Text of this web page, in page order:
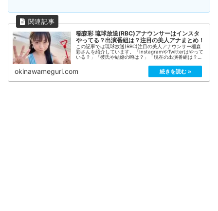
稲森彩 琉球放送(RBC)アナウンサーはインスタ
やってる？出演番組は？注目の美人アナまとめ！
この記事では琉球放送(RBC)注目の美人アナウンサー稲森
彩さんを紹介しています。「InstagramやTwitterはやって
いる？」「彼氏や結婚の噂は？」「現在の出演番組は？」
okinawameguri.com